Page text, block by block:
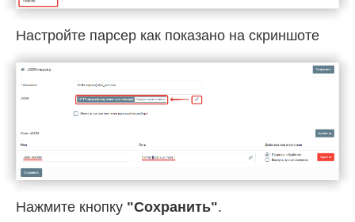
Настройте парсер как показано на скриншоте
Нажмите кнопку "Cохранить".